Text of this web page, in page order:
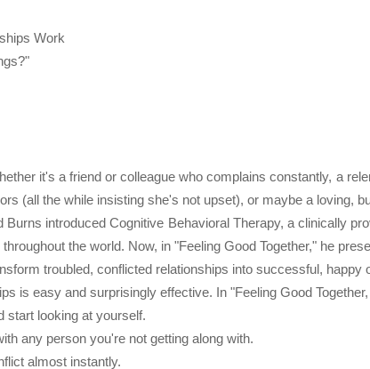
Work
it's a friend or colleague who complains constantly, a
(all the while insisting she's not upset), or maybe a loving,
introduced Cognitive Behavioral Therapy, a clinically
the world. Now, in "Feeling Good Together," he
troubled, conflicted relationships into successful, happy
is easy and surprisingly effective. In "Feeling Good
start looking at yourself.
any person you're not getting along with.
almost instantly.